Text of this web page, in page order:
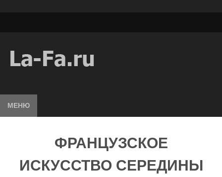
МЕНЮ
ФРАНЦУЗСКОЕ
ИСКУССТВО СЕРЕДИНЫ